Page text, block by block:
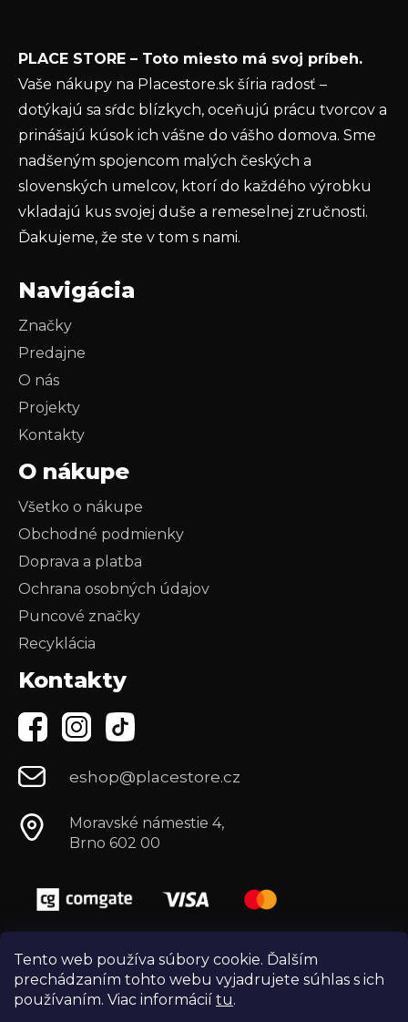
Tento web používa súbory cookie. Ďalším
prechádzaním tohto webu vyjadrujete súhlas s ich
používaním. Viac informácií tu.
ochrany osobných údajov
PRIHLÁSIŤ SA
PLACE STORE – Toto miesto má svoj príbeh.
Vaše nákupy na Placestore.sk šíria radosť –
dotýkajú sa sŕdc blízkych, oceňujú prácu tvorcov a
prinášajú kúsok ich vášne do vášho domova. Sme
nadšeným spojencom malých českých a
slovenských umelcov, ktorí do každého výrobku
vkladajú kus svojej duše a remeselnej zručnosti.
Ďakujeme, že ste v tom s nami.
Navigácia
Značky
Predajne
O nás
Projekty
Kontakty
O nákupe
Všetko o nákupe
Obchodné podmienky
Doprava a platba
Ochrana osobných údajov
Puncové značky
Recyklácia
Kontakty
eshop@placestore.cz
Moravské námestie 4,
Brno 602 00